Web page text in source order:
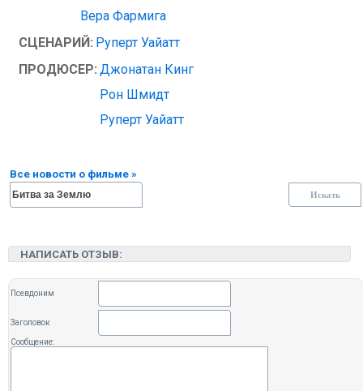
Вера Фармига
СЦЕНАРИЙ: Руперт Уайатт
ПРОДЮСЕР: Джонатан Кинг
Рон Шмидт
Руперт Уайатт
Все новости о фильме »
НАПИСАТЬ ОТЗЫВ:
Псевдоним
Заголовок
Сообщение: